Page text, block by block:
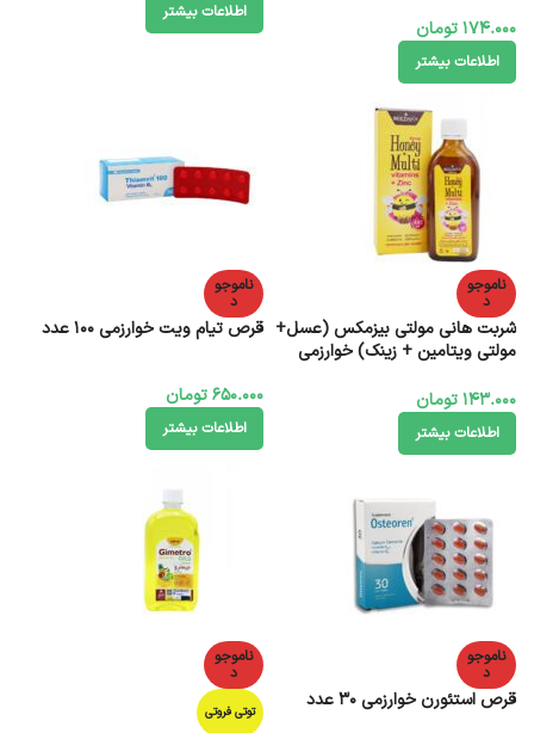
174.000تومان
اطلاعات بیشتر
اطلاعات بیشتر
ناموجو
د
شربت‌ هانی مولتی بیزمکس (عسل+
مولتی ویتامین + زینک) خوارزمی
143.000تومان
اطلاعات بیشتر
ناموجو
د
قرص تیام ویت خوارزمی 100 عدد
650.000تومان
اطلاعات بیشتر
ناموجو
د
قرص استئورن خوارزمی 30 عدد
ناموجو
د
توتی فروتی